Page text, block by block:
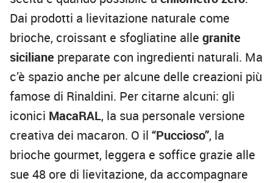
Dai prodotti a lievitazione naturale come
brioche, croissant e sfogliatine alle granite
siciliane preparate con ingredienti naturali. Ma
c’è spazio anche per alcune delle creazioni più
famose di Rinaldini. Per citarne alcuni: gli
iconici MacaRAL, la sua personale versione
creativa dei macaron. O il “Puccioso”, la
brioche gourmet, leggera e soffice grazie alle
sue 48 ore di lievitazione, da accompagnare